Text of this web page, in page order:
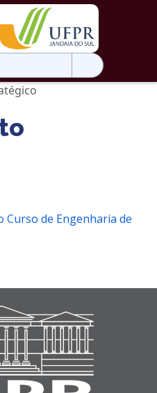
Curso de Engenharia de